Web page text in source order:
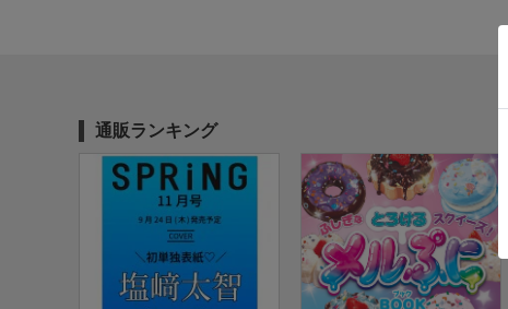
通販ランキング